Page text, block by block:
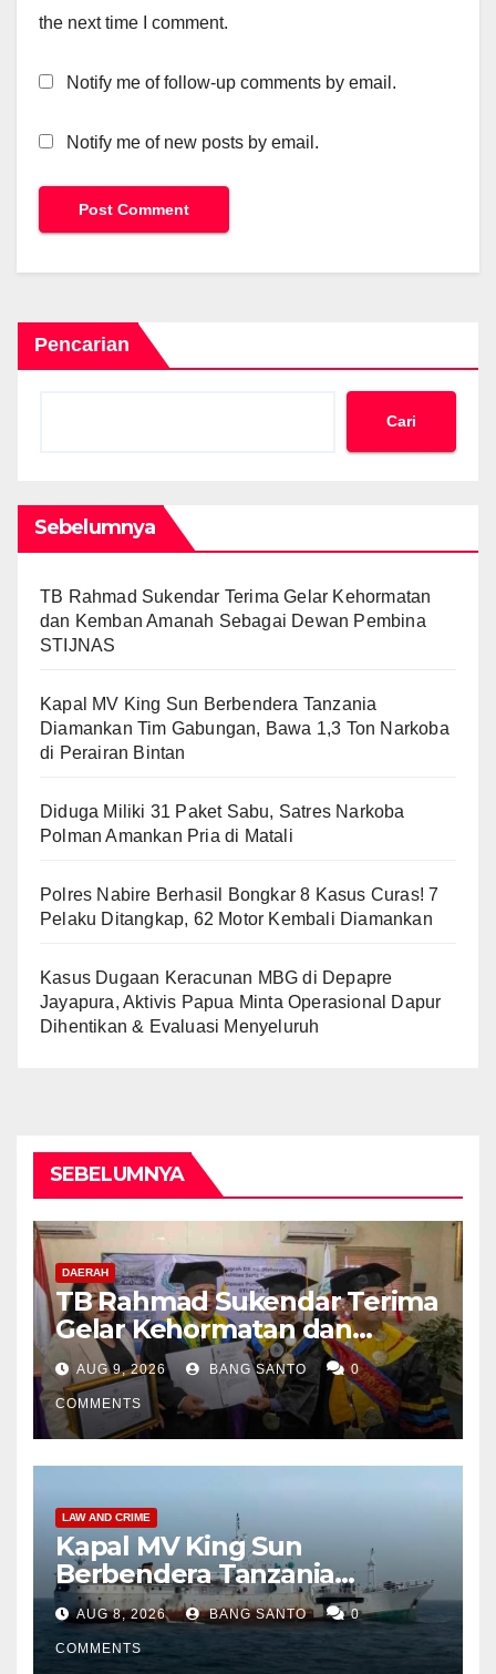
the next time I comment.
Notify me of follow-up comments by email.
Notify me of new posts by email.
Pencarian
Cari
Sebelumnya
TB Rahmad Sukendar Terima Gelar Kehormatan
dan Kemban Amanah Sebagai Dewan Pembina
STIJNAS
Kapal MV King Sun Berbendera Tanzania
Diamankan Tim Gabungan, Bawa 1,3 Ton Narkoba
di Perairan Bintan
Diduga Miliki 31 Paket Sabu, Satres Narkoba
Polman Amankan Pria di Matali
Polres Nabire Berhasil Bongkar 8 Kasus Curas! 7
Pelaku Ditangkap, 62 Motor Kembali Diamankan
Kasus Dugaan Keracunan MBG di Depapre
Jayapura, Aktivis Papua Minta Operasional Dapur
Dihentikan & Evaluasi Menyeluruh
SEBELUMNYA
DAERAH
TB Rahmad Sukendar Terima
Gelar Kehormatan dan
Kemban Amanah Sebagai
Dewan Pembina STIJNAS
AUG 9, 2026 BANG SANTO 0
COMMENTS
LAW AND CRIME
Kapal MV King Sun
Berbendera Tanzania
Diamankan Tim Gabungan,
Bawa 1,3 Ton Narkoba di
Perairan Bintan
AUG 8, 2026 BANG SANTO 0
COMMENTS